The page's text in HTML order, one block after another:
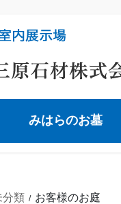
みはらのお墓
分類 お客様のお庭